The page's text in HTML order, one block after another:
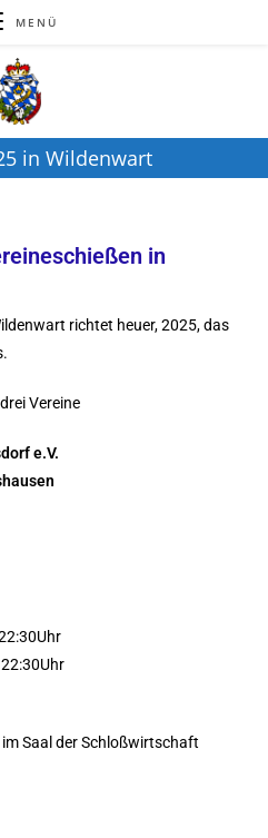
MENÜ
in Wildenwart
in
richtet heuer, 2025, das
Vereine
e.V.
Saal der Schloßwirtschaft